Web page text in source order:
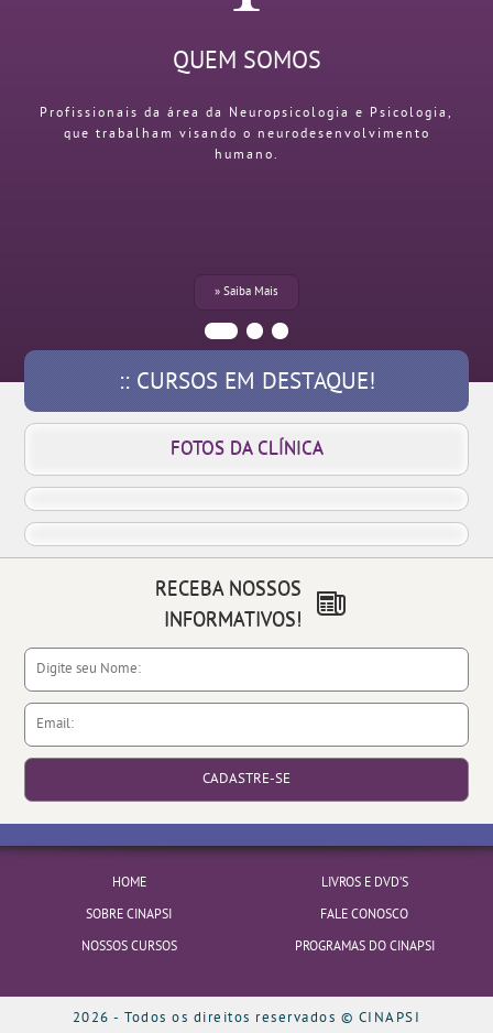
QUEM SOMOS
Profissionais da área da Neuropsicologia e Psicologia,
que trabalham visando o neurodesenvolvimento
humano.
» Saiba Mais
:: CURSOS EM DESTAQUE!
FOTOS DA CLÍNICA
RECEBA NOSSOS
INFORMATIVOS!
HOME
LIVROS E DVD’S
SOBRE CINAPSI
FALE CONOSCO
NOSSOS CURSOS
PROGRAMAS DO CINAPSI
2026 - Todos os direitos reservados © CINAPSI